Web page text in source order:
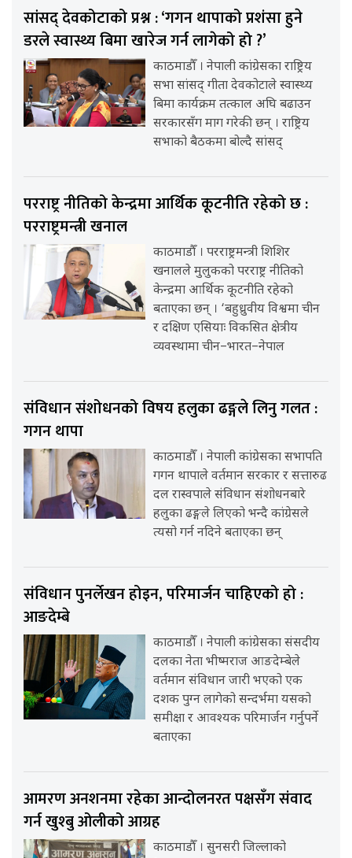
सांसद् देवकोटाको प्रश्न : ‘गगन थापाको प्रशंसा हुने
डरले स्वास्थ्य बिमा खारेज गर्न लागेको हो ?’
काठमाडौँ । नेपाली कांग्रेसका राष्ट्रिय
सभा सांसद् गीता देवकोटाले स्वास्थ्य
बिमा कार्यक्रम तत्काल अघि बढाउन
सरकारसँग माग गरेकी छन् । राष्ट्रिय
सभाको बैठकमा बोल्दै सांसद्
परराष्ट्र नीतिको केन्द्रमा आर्थिक कूटनीति रहेको छ :
परराष्ट्रमन्त्री खनाल
काठमाडौँ । परराष्ट्रमन्त्री शिशिर
खनालले मुलुकको परराष्ट्र नीतिको
केन्द्रमा आर्थिक कूटनीति रहेको
बताएका छन् । ‘बहुध्रुवीय विश्वमा चीन
र दक्षिण एसियाः विकसित क्षेत्रीय
व्यवस्थामा चीन–भारत–नेपाल
संविधान संशोधनको विषय हलुका ढङ्गले लिनु गलत :
गगन थापा
काठमाडौँ । नेपाली कांग्रेसका सभापति
गगन थापाले वर्तमान सरकार र सत्तारुढ
दल रास्वपाले संविधान संशोधनबारे
हलुका ढङ्गले लिएको भन्दै कांग्रेसले
त्यसो गर्न नदिने बताएका छन्
संविधान पुनर्लेखन होइन, परिमार्जन चाहिएको हो :
आङदेम्बे
काठमाडौँ । नेपाली कांग्रेसका संसदीय
दलका नेता भीष्मराज आङदेम्बेले
वर्तमान संविधान जारी भएको एक
दशक पुग्न लागेको सन्दर्भमा यसको
समीक्षा र आवश्यक परिमार्जन गर्नुपर्ने
बताएका
आमरण अनशनमा रहेका आन्दोलनरत पक्षसँग संवाद
गर्न खुश्बु ओलीको आग्रह
काठमाडौँ । सुनसरी जिल्लाको